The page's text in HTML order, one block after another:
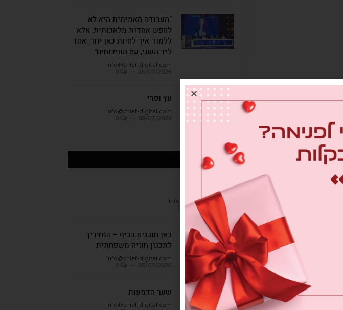
"העבודה האמיתית היא לא
לחפש אחדות מלאכותית, אלא
ללמוד איך לחיות כאן יחד, אחד
ליד השני, עם הוויכוחים"
info@chief-digital.com
עץ ופרי
info@chief-digital.com
כתבות אחרונות
מבחן הגמבה
info@chief-digital.com
26/07/2026
כאן חוגגים בכיף – המדריך
לתכנון חוויה משפחתית
info@chief-digital.com
שער הדמעות
info@chief-digital.com